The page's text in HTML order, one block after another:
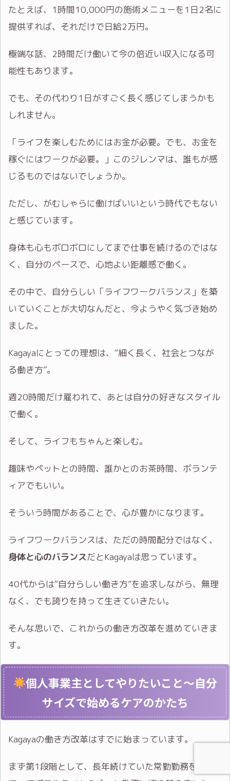
たとえば、1時間10,000円の施術メニューを1日2名に
提供すれば、それだけで日給2万円。
極端な話、2時間だけ働いて今の倍近い収入になる可
能性もあります。
でも、その代わり1日がすごく長く感じてしまうかも
しれません。
「ライフを楽しむためにはお金が必要。でも、お金を
稼ぐにはワークが必要。」このジレンマは、誰もが感
じるものではないでしょうか。
ただし、がむしゃらに働けばいいという時代でもない
と感じています。
身体も心もボロボロにしてまで仕事を続けるのではな
く、自分のペースで、心地よい距離感で働く。
その中で、自分らしい「ライフワークバランス」を築
いていくことが大切なんだと、今ようやく気づき始め
ました。
Kagayaにとっての理想は、“細く長く、社会とつなが
る働き方”。
週20時間だけ雇われて、あとは自分の好きなスタイル
で働く。
そして、ライフもちゃんと楽しむ。
趣味やペットとの時間、誰かとのお茶時間、ボランテ
ィアでもいい。
そういう時間があることで、心が豊かになります。
ライフワークバランスは、ただの時間配分ではなく、
身体と心のバランスだとKagayaは思っています。
40代からは“自分らしい働き方”を追求しながら、無理
なく、でも誇りを持って生きていきたい。
そんな思いで、これからの働き方改革を進めていきま
す。
個人事業主としてやりたいこと～自分
サイズで始めるケアのかたち
Kagayaの働き方改革はすでに始まっています。
まず第1段階として、長年続けていた常勤勤務をやめ